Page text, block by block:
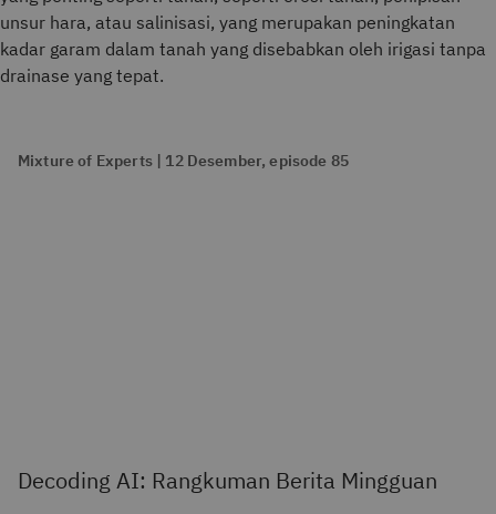
unsur hara, atau salinisasi, yang merupakan peningkatan
kadar garam dalam tanah yang disebabkan oleh irigasi tanpa
drainase yang tepat.
Mixture of Experts | 12 Desember, episode 85
Decoding AI: Rangkuman Berita Mingguan